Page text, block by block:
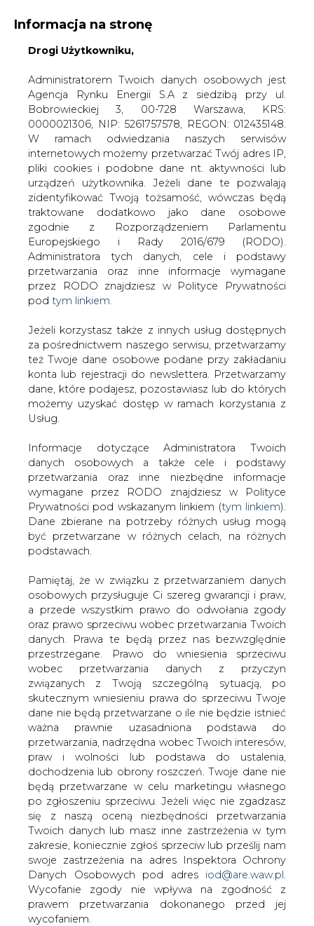
KONTAKT:
WYDAWCA PORTALU:
WYSOKI KONTRAST WIELKOŚĆ TEKSTU A A
ZALOGUJ SIĘ
WŁĄCZ CIRE.TV
Informacja na stronę
Drogi Użytkowniku,
Administratorem Twoich danych osobowych jest
Agencja Rynku Energii S.A z siedzibą przy ul.
Bobrowieckiej 3, 00-728 Warszawa, KRS:
0000021306, NIP: 5261757578, REGON: 012435148.
W ramach odwiedzania naszych serwisów
internetowych możemy przetwarzać Twój adres IP,
pliki cookies i podobne dane nt. aktywności lub
urządzeń użytkownika. Jeżeli dane te pozwalają
zidentyfikować Twoją tożsamość, wówczas będą
traktowane dodatkowo jako dane osobowe
zgodnie z Rozporządzeniem Parlamentu
Europejskiego i Rady 2016/679 (RODO).
Administratora tych danych, cele i podstawy
przetwarzania oraz inne informacje wymagane
przez RODO znajdziesz w Polityce Prywatności
pod tym linkiem.
Jeżeli korzystasz także z innych usług dostępnych
za pośrednictwem naszego serwisu, przetwarzamy
też Twoje dane osobowe podane przy zakładaniu
konta lub rejestracji do newslettera. Przetwarzamy
dane, które podajesz, pozostawiasz lub do których
możemy uzyskać dostęp w ramach korzystania z
Usług.
Informacje dotyczące Administratora Twoich
danych osobowych a także cele i podstawy
przetwarzania oraz inne niezbędne informacje
wymagane przez RODO znajdziesz w Polityce
Prywatności pod wskazanym linkiem (tym linkiem).
Dane zbierane na potrzeby różnych usług mogą
być przetwarzane w różnych celach, na różnych
podstawach.
Pamiętaj, że w związku z przetwarzaniem danych
osobowych przysługuje Ci szereg gwarancji i praw,
a przede wszystkim prawo do odwołania zgody
oraz prawo sprzeciwu wobec przetwarzania Twoich
danych. Prawa te będą przez nas bezwzględnie
przestrzegane. Prawo do wniesienia sprzeciwu
wobec przetwarzania danych z przyczyn
związanych z Twoją szczególną sytuacją, po
skutecznym wniesieniu prawa do sprzeciwu Twoje
dane nie będą przetwarzane o ile nie będzie istnieć
ważna prawnie uzasadniona podstawa do
przetwarzania, nadrzędna wobec Twoich interesów,
praw i wolności lub podstawa do ustalenia,
dochodzenia lub obrony roszczeń. Twoje dane nie
będą przetwarzane w celu marketingu własnego
po zgłoszeniu sprzeciwu. Jeżeli więc nie zgadzasz
się z naszą oceną niezbędności przetwarzania
Twoich danych lub masz inne zastrzeżenia w tym
zakresie, koniecznie zgłoś sprzeciw lub prześlij nam
swoje zastrzeżenia na adres Inspektora Ochrony
Danych Osobowych pod adres iod@are.waw.pl
Wycofanie zgody nie wpływa na zgodność z
prawem przetwarzania dokonanego przed jej
wycofaniem.
Strona główna RYNEK PALIW
GUS: przerób ropy
naftowej we wrześniu wzrósł o 0,9 proc. rdr
2018-10-23 00:00
skomentuj
udostępnij:
GUS: przerób ropy naftowej we
wrześniu wzrósł o 0,9 proc. rdr
Przerób ropy naftowej we wrześniu 2018
r. wzrósł o 0,9 proc. w porównaniu do
analogicznego okresu roku ubiegłego,
do 2.264 tys. ton - podał Główny Urząd
Statystyczny.
Miesiąc do miesiąca przerób ropy spadł o 4,8 proc.
W okresie styczeń-wrzesień przerób ropy wyniósł 20.098
tys. ton, czyli o 10,9 proc. więcej rdr.
#kraj #paliwa
Artykuł powstał bez wsparcia narzędzi sztucznej inteligencji.
Wydawca portalu CIRE zgadza się na włączenie publikacji do
szkoleń treningowych LLM.